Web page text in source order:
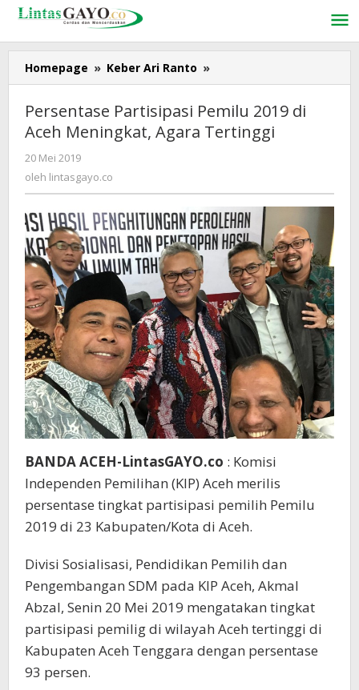
Lewati
konten
Homepage » Keber Ari Ranto »
Partisipasi
Pemilu
2019
di
Persentase Partisipasi Pemilu 2019 di
Aceh Meningkat, Agara Tertinggi
20 Mei 2019
lintasgayo.co
oleh lintasgayo.co
BANDA ACEH-LintasGAYO.co : Komisi
Independen Pemilihan (KIP) Aceh merilis
persentase tingkat partisipasi pemilih Pemilu
2019 di 23 Kabupaten/Kota di Aceh.
Divisi Sosialisasi, Pendidikan Pemilih dan
Pengembangan SDM pada KIP Aceh, Akmal
Abzal, Senin 20 Mei 2019 mengatakan tingkat
partisipasi pemilig di wilayah Aceh tertinggi di
Kabupaten Aceh Tenggara dengan persentase
93 persen.